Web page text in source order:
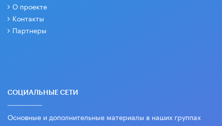
О проекте
Контакты
Партнеры
СОЦИАЛЬНЫЕ СЕТИ
Основные и дополнительные материалы в наших группах